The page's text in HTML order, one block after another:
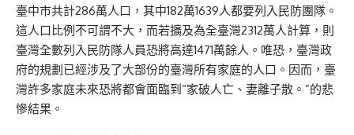
臺中市共計286萬人口，其中182萬1639人都要列入民防團隊。
這人口比例不可謂不大，而若擴及為全臺灣2312萬人計算，則
臺灣全數列入民防隊人員恐將高達1471萬餘人。唯恐，臺灣政
府的規劃已經涉及了大部份的臺灣所有家庭的人口。因而，臺
灣許多家庭未來恐將都會面臨到“家破人亡、妻離子散。”的悲
慘結果。